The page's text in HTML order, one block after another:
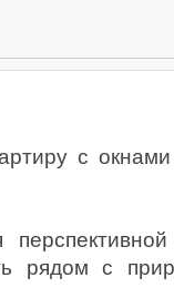
с
рядом с